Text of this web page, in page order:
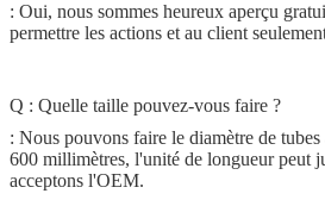
: Oui, nous sommes heureux aperçu
permettre les actions et au client
Q : Quelle taille pouvez-vous faire ?
: Nous pouvons faire le diamètre de
600 millimètres, l'unité de longueur peut
acceptons l'OEM.